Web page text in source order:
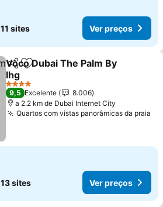
11 sites Ver preços
PartilharAdicionar aos favoritos
Voco Dubai The Palm By
Ihg
Ver preços
4 Estrelas
9,5 Excelente
8.006
a 2.2 km de Dubai Internet City
Quartos com vistas panorâmicas da praia
13 sites Ver preços